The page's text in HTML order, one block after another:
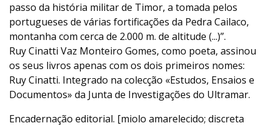
passo da história militar de Timor, a tomada pelos
portugueses de várias fortificações da Pedra Cailaco,
montanha com cerca de 2.000 m. de altitude (...)”.
Ruy Cinatti Vaz Monteiro Gomes, como poeta, assinou
os seus livros apenas com os dois primeiros nomes:
Ruy Cinatti. Integrado na colecção «Estudos, Ensaios e
Documentos» da Junta de Investigações do Ultramar.
Encadernação editorial. [miolo amarelecido; discreta